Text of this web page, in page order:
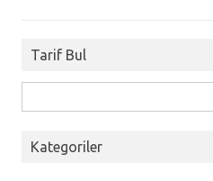
Tarif Bul
Kategoriler